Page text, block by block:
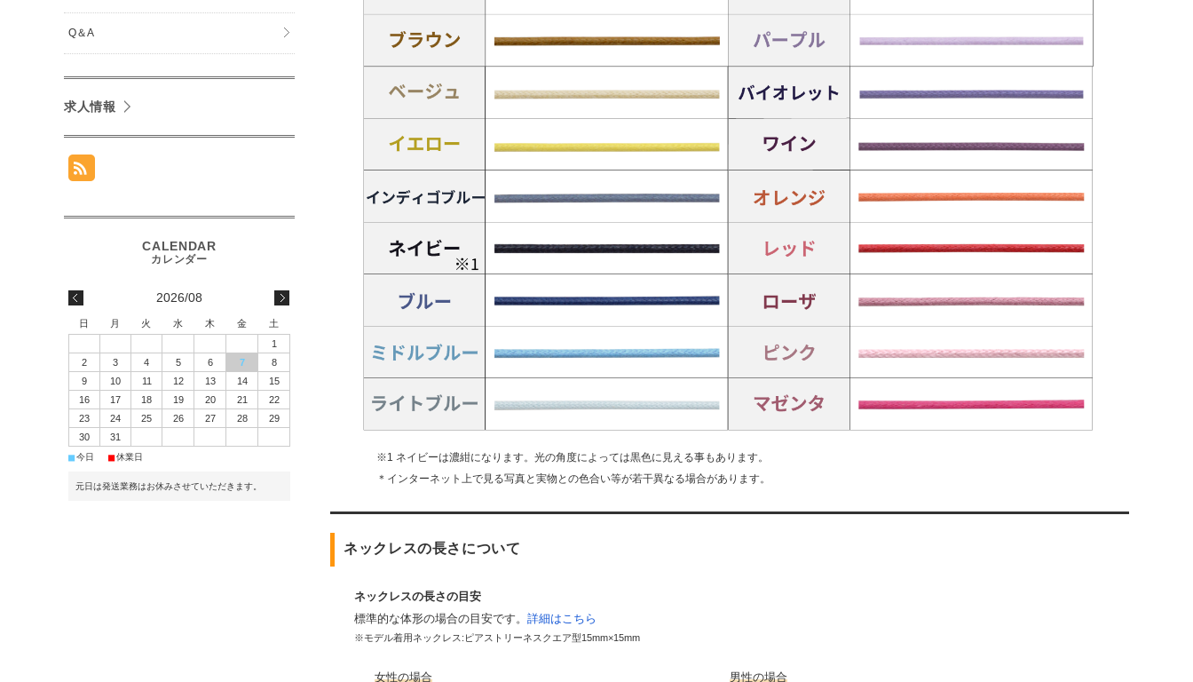
※1 ネイビーは濃紺になります。光の角度によっては黒色に見える事もあります。
＊インターネット上で見る写真と実物との色合い等が若干異なる場合があります。
ネックレスの長さについて
ネックレスの長さの目安
標準的な体形の場合の目安です。 詳細はこちら
※モデル着用ネックレス:ピアストリーネスクエア型15mm×15mm
女性の場合 男性の場合
Q＆A
求人情報
2026/08
日 月 火 水 木 金
土
1
2
3 4 5 6 7
8
9
10 11 12 13 14
15
16
17 18 19 20 21
22
23
24 25 26 27 28
29
30
31
■今日 ■休業日
元日は発送業務はお休みさせていただきます。